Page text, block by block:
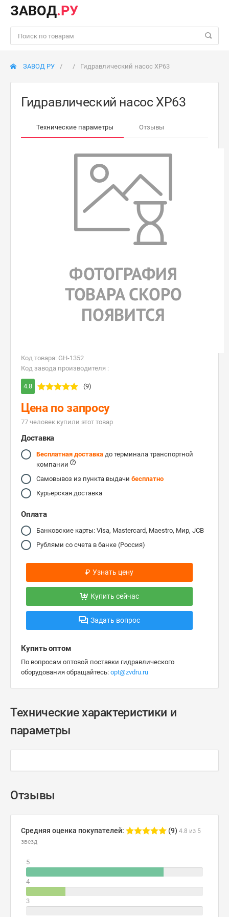
ЗАВОД.РУ
ЗАВОД РУ Гидравлический насос ХР63
Гидравлический насос ХР63
Технические параметры Отзывы
Код товара: GH-1352
Код завода производителя :
4.8 (9)
Цена по запросу
77 человек купили этот товар
Доставка
Бесплатная доставка до терминала транспортной
компании
Самовывоз из пункта выдачи бесплатно
Курьерская доставка
Оплата
Банковские карты: Visa, Mastercard, Maestro, Мир, JCB
Рублями со счета в банке (Россия)
₽ Узнать цену
Купить сейчас
Задать вопрос
Купить оптом
По вопросам оптовой поставки гидравлического
оборудования обращайтесь: opt@zvdru.ru
Технические характеристики и
параметры
Отзывы
Средняя оценка покупателей: (9) 4.8 из 5
звезд
5
4
3